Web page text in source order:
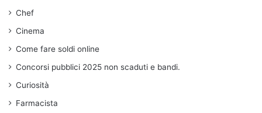
Chef
Cinema
Come fare soldi online
Concorsi pubblici 2025 non scaduti e bandi.
Curiosità
Farmacista